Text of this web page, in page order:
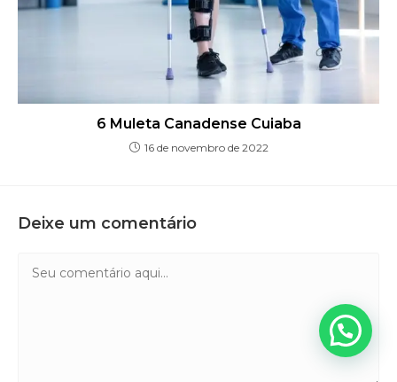
6 Muleta Canadense Cuiaba
16 de novembro de 2022
Deixe um comentário